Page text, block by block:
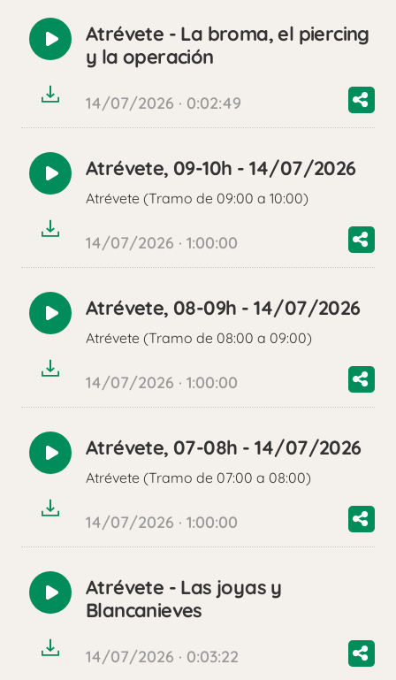
Reproducir
audio
Atrévete - La broma, el piercing
y la operación
14/07/2026 · 0:02:49
Reproducir
audio
Atrévete, 09-10h - 14/07/2026
Atrévete (Tramo de 09:00 a 10:00)
14/07/2026 · 1:00:00
Reproducir
audio
Atrévete, 08-09h - 14/07/2026
Atrévete (Tramo de 08:00 a 09:00)
14/07/2026 · 1:00:00
Reproducir
audio
Atrévete, 07-08h - 14/07/2026
Atrévete (Tramo de 07:00 a 08:00)
14/07/2026 · 1:00:00
Reproducir
audio
Atrévete - Las joyas y
Blancanieves
14/07/2026 · 0:03:22